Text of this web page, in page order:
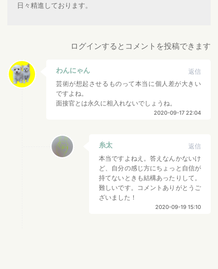
日々精進しております。
ログインするとコメントを投稿できます
わんにゃん
返信
芸術が想起させるものって本当に個人差が大きい
ですよね。
面接官とは永久に相入れないでしょうね。
2020-09-17 22:04
糸太
返信
本当ですよねえ。答えなんかないけ
ど、自分の感じ方にちょっと自信が
持てないときも結構あったりして。
難しいです。コメントありがとうご
ざいました！
2020-09-19 15:10